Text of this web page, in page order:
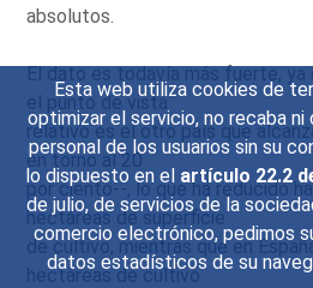
Esta web utiliza cookies de
optimizar el servicio, no recaba
personal de los usuarios sin su
lo dispuesto en el artículo 22.2
de julio, de servicios de la
comercio electrónico, pedimos
datos estadísticos de su
absolutos.
El dato es todavía más fuerte, ya
el punto de vista
relativo es el otro país que
en torno al 20
por ciento--, lo que ha reducido
hectáreas de superficie
de cultivo, mientras que en
hectáreas de cultivo